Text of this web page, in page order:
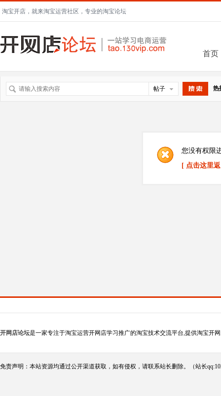
淘宝开店，就来淘宝运营社区，专业的淘宝论坛
首页
帖子 热
您没有权限
[ 点击这里
开网店论坛是一家专注于淘宝运营开网店学习推广的淘宝技术交流平台,提供淘宝开
免责声明：本站资源均通过公开渠道获取，如有侵权，请联系站长删除。（站长